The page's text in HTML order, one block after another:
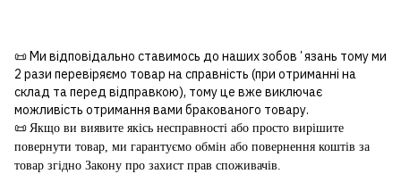
📜 Ми відповідально ставимось до наших зобовʼязань тому ми
2 рази перевіряємо товар на справність (при отриманні на
склад та перед відправкою), тому це вже виключає
можливість отримання вами бракованого товару.
📜 Якщо ви виявите якісь несправності або просто вирішите
повернути товар, ми гарантуємо обмін або повернення коштів за
товар згідно Закону про захист прав споживачів.